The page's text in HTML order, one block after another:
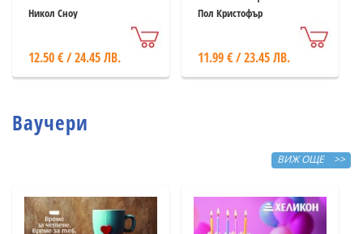
Никол Сноу
12.50 € / 24.45 ЛВ.
Пол Кристофър
11.99 € / 23.45 ЛВ.
Ваучери
ВИЖ ОЩЕ >>